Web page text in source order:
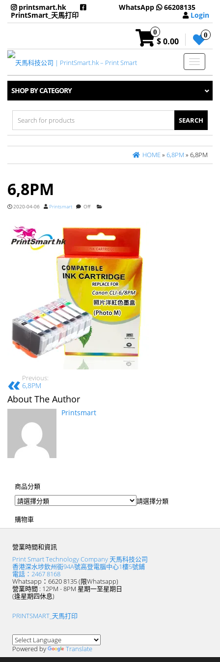
printsmart.hk
PrintSmart_天馬打印
WhatsApp
66208135
Login
0
$ 0.00
0
Toggle
SHOP BY CATEGORY
Search
for:
HOME» 6,8PM » 6,8PM
6,8PM
2020-04-06 Printsmart Off
Previous:
6,8PM
About The Author
Printsmart
商品分類
請選擇分類
購物車
營業時間和資訊
Print Smart Technology Company 天馬科技公司
香港深水埗欽州街94A號高登電腦中心1樓5號鋪
電話：2467 8168
Whatsapp：6620 8135 (限Whatsapp)
營業時間 : 12PM - 8PM 星期一至星期日
(逢星期四休息)
PRINTSMART_天馬打印
Powered by Translate